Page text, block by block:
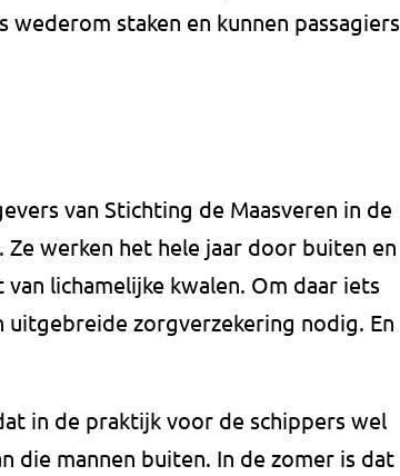
staken en kunnen passagiers
van Stichting de Maasveren in de
werken het hele jaar door buiten en
lichamelijke kwalen. Om daar iets
uitgebreide zorgverzekering nodig. En
in de praktijk voor de schippers wel
die mannen buiten. In de zomer is dat